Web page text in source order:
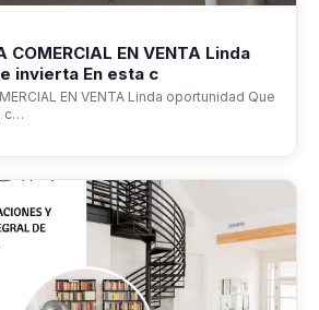
COMERCIAL EN VENTA Linda
invierta En esta c
EN VENTA Linda oportunidad Que
c…